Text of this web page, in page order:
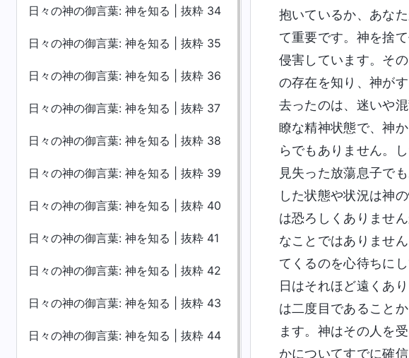
日々の神の御言葉: 神を知る | 抜粋 34
日々の神の御言葉: 神を知る | 抜粋 35
日々の神の御言葉: 神を知る | 抜粋 36
日々の神の御言葉: 神を知る | 抜粋 37
日々の神の御言葉: 神を知る | 抜粋 38
日々の神の御言葉: 神を知る | 抜粋 39
日々の神の御言葉: 神を知る | 抜粋 40
日々の神の御言葉: 神を知る | 抜粋 41
日々の神の御言葉: 神を知る | 抜粋 42
日々の神の御言葉: 神を知る | 抜粋 43
日々の神の御言葉: 神を知る | 抜粋 44
抱いているか、あな
て重要です。神を捨
侵害しています。そ
の存在を知り、神が
去ったのは、迷いや
瞭な精神状態で、神
らでもありません。
見失った放蕩息子で
した状態や状況は神
は恐ろしくありませ
なことではありませ
てくるのを心待ちに
日はそれほど遠くあ
は二度目であること
ます。神はその人を
かについてすでに確